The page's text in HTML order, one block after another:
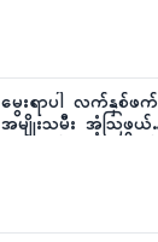
မွေးရာပါ လက်နှစ်ဖ
အမျိုးသမီး အံ့သြဖွယ်